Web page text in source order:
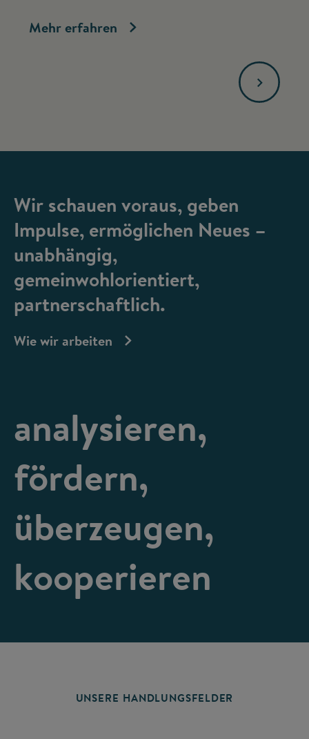
Mehr erfahren
Wir schauen voraus, geben
Impulse, ermöglichen Neues –
unabhängig,
gemeinwohlorientiert,
partnerschaftlich.
Wie wir arbeiten
analysieren,
fördern,
überzeugen,
kooperieren
UNSERE HANDLUNGSFELDER